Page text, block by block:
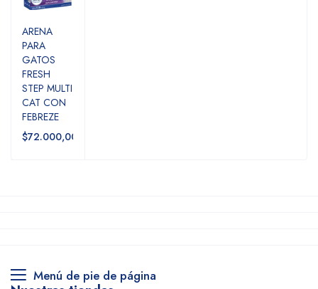
ARENA
PARA
GATOS
FRESH
STEP MULTI
CAT CON
FEBREZE
$72.000,00
Menú de pie de página